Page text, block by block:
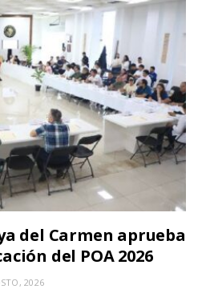
del Carmen aprueba
del POA 2026
2026